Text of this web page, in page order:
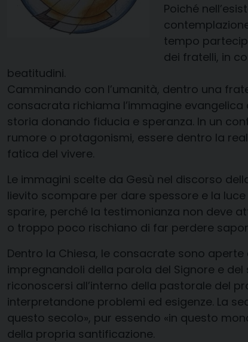
Poiché n
tempo partec
dei fratelli, in
beatitudini.
Camminando con l’umanità, dentro una
consacrata richiama l’immagine evangelica
storia donando fiducia e speranza. In un
rumore o protagonismi, essere dentro la
fatica del vivere.
Le immagini scelte da Gesù nel discorso
lievito scompare per dare spessore e la l
sparire, perché la testimonianza non deve
o troppo poco rischiano di far perdere
Dentro la Chiesa, le consacrate sono
impregnandoli della parola del Signore e
riconoscersi all’interno della pastorale del
interpretandone problemi ed esigenze. La
questo secolo», pur essendo «in questo
della propria santificazione.